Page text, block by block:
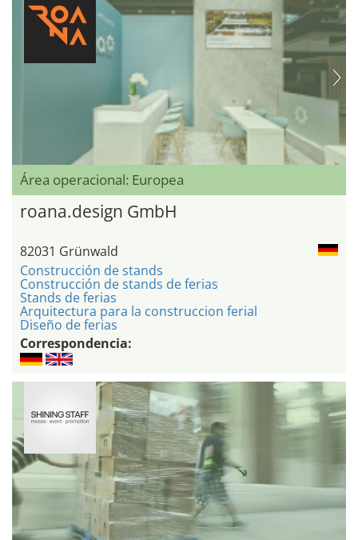
Área operacional: Europea
roana.design GmbH
82031 Grünwald
Construcción de stands
Construcción de stands de ferias
Stands de ferias
Arquitectura para la construccion ferial
Diseño de ferias
Correspondencia: